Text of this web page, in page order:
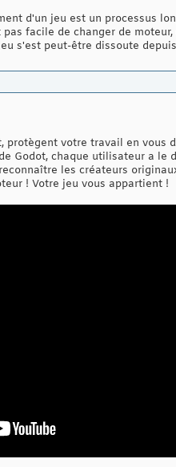
d'un jeu est un processus
facile de changer de
s'est peut-être dissoute
protègent votre travail en vous
Godot, chaque utilisateur a
les créateurs
! Votre jeu vous appartient !